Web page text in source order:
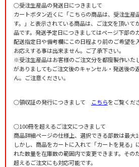
○受注生産品の発送日につきまして
カートボタン近くに「こちらの商品は、受注生産
す。」と表示されている商品は、ご注文を頂いて
品です。発送予定日につきましてはページ下部の
配送指定日や備考欄にこの日程より前のご希望を
お応えする事は出来ません。ご了承下さい。
※受注生産品はお客様のご注文分を都度製作いた
がありましてもご注文後のキャンセル・発送後の
ん。ご注意ください。
○領収証の発行につきまして こちらをご覧くだ
○100冊を超えるご注文につきまして
商品詳細ページの仕様上、選択できる部数は最大
しかし、商品をカートに入れて「カートを見る」
れた数量を在庫数の範囲内で変更できます。その
超えるご注文にも対応可能です。